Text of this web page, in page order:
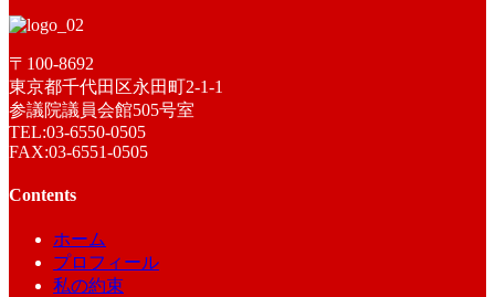
〒100-8692
東京都千代田区永田町2-1-1
参議院議員会館505号室
TEL:03-6550-0505
FAX:03-6551-0505
Contents
ホーム
プロフィール
私の約束